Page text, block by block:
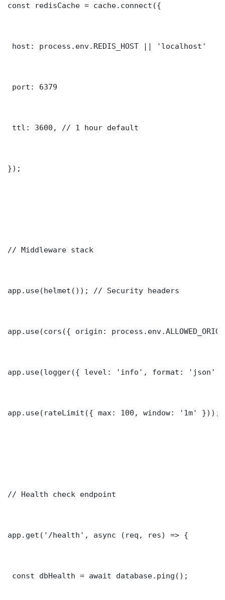
const redisCache = cache.connect({
host: process.env.REDIS_HOST || 'localhost'
port: 6379
ttl: 3600, // 1 hour default
});
// Middleware stack
app.use(helmet()); // Security headers
app.use(cors({ origin:
app.use(logger({ level: 'info', format: 'json'
app.use(rateLimit({ max: 100, window: '1m' }));
// Health check endpoint
app.get('/health', async (req, res) => {
const dbHealth = await database.ping();